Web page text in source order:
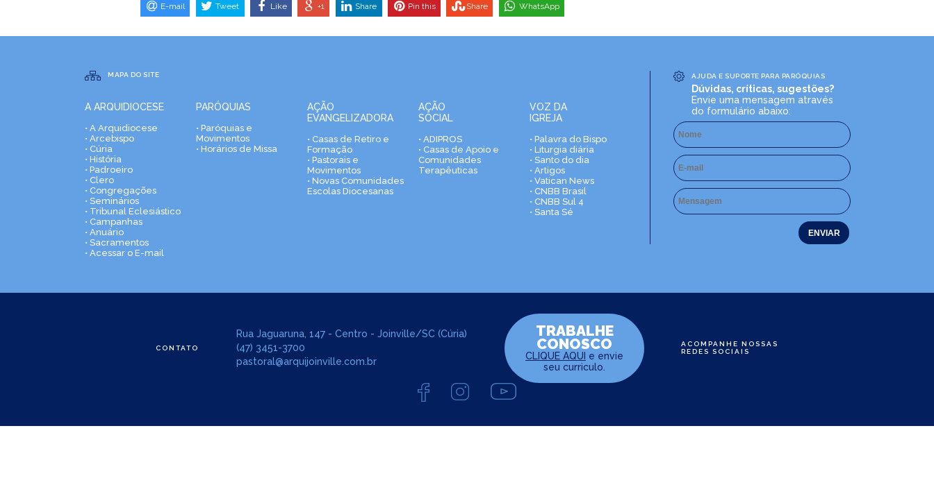
E-mail Tweet Like +1 Share Pin this Share WhatsApp
MAPA DO SITE
A ARQUIDIOCESE
• A Arquidiocese
• Arcebispo
• Cúria
• História
• Padroeiro
• Clero
• Congregações
• Seminários
• Tribunal Eclesiástico
• Campanhas
• Anuário
• Sacramentos
• Acessar o E-mail
PARÓQUIAS
• Paróquias e
Movimentos
• Horários de Missa
AÇÃO
EVANGELIZADORA
• Casas de Retiro e
Formação
• Pastorais e
Movimentos
• Novas Comunidades
Escolas Diocesanas
AÇÃO
SOCIAL
• ADIPROS
• Casas de Apoio e
Comunidades
Terapêuticas
VOZ DA
IGREJA
• Palavra do Bispo
• Liturgia diária
• Santo do dia
• Artigos
• Vatican News
• CNBB Brasil
• CNBB Sul 4
• Santa Sé
AJUDA E SUPORTE PARA PARÓQUIAS
Dúvidas, críticas, sugestões?
Envie uma mensagem através
do formulário abaixo:
CONTATO
Rua Jaguaruna, 147 - Centro - Joinville/SC (Cúria)
(47) 3451-3700
pastoral@arquijoinville.com.br
TRABALHE
CONOSCO
CLIQUE AQUI e envie
seu curriculo.
ACOMPANHE NOSSAS
REDES SOCIAIS